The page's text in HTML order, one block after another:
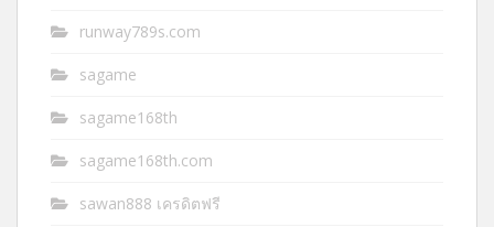
runway789s.com
sagame
sagame168th
sagame168th.com
sawan888 เครดิตฟรี